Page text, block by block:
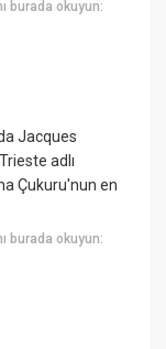
burada okuyun:
Jacques
adlı
Çukuru'nun en
burada okuyun: